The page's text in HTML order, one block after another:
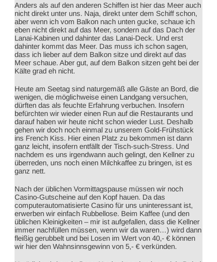
Anders als auf den anderen Schiffen ist hier das Meer auch
nicht direkt unter uns. Naja, direkt unter dem Schiff schon,
aber wenn ich vom Balkon nach unten gucke, schaue ich
eben nicht direkt auf das Meer, sondern auf das Dach der
Lanai-Kabinen und dahinter das Lanai-Deck. Und erst
dahinter kommt das Meer. Das muss ich schon sagen,
dass ich lieber auf dem Balkon sitze und direkt auf das
Meer schaue. Aber gut, auf dem Balkon sitzen geht bei der
Kälte grad eh nicht.
Heute am Seetag sind naturgemäß alle Gäste an Bord, die
wenigen, die möglichweise einen Landgang versuchen,
dürften das als feuchte Erfahrung verbuchen. Insofern
befürchten wir wieder einen Run auf die Restaurants und
darauf haben wir heute nicht schon wieder Lust. Deshalb
gehen wir doch noch einmal zu unserem Gold-Frühstück
ins French Kiss. Hier einen Platz zu bekommen ist dann
ganz leicht, insofern entfällt der Tisch-such-Stress. Und
nachdem es uns irgendwann auch gelingt, den Kellner zu
überreden, uns noch einen Milchkaffee zu bringen, ist es
ganz nett.
Nach der üblichen Vormittagspause müssen wir noch
Casino-Gutscheine auf den Kopf hauen. Da das
computerautomatisierte Casino für uns uninteressant ist,
erwerben wir einfach Rubbellose. Beim Kaffee (und den
üblichen Kleinigkeiten – mir ist aufgefallen, dass die Kellner
immer nachfüllen müssen, wenn wir da waren…) wird dann
fleißig gerubbelt und bei Losen im Wert von 40,- € können
wir hier den Wahnsinnsgewinn von 5,- € verkünden.